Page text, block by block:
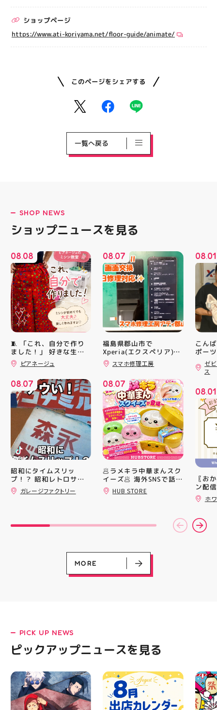
LATEST!
ショップページ
https://www.ati-koriyama.net/floor-guide/animate/
このページをシェアする
一覧へ戻る
SHOP NEWS
ショップニュースを見る
08.08
🧵 「これ、自分で作り
ました！」 好きな生地
を選んで、ミシンで少し
ずつ形にしていく時間
別です ピアネージュの
ミシン教室では、 「ミ
シンを使ってみたいけ
ど、ちょっと不安…」
「作りたいものがあるけ
ど、作り方が分からな
い」 そんな初心者さん
も大歓迎です お洋服・
バッグ・小物など、 あ
なたの「作ってみた
い！」を一緒に形にしま
しょう🧵 今回は素敵な
パンツが完成 お孫ちゃ
んの甚平も、とっても可
りたいものについてもご
を横にスワイプして、完
成までの様子も見てね #
ピアネージュ
08.07
昭和にタイムスリッ
プ！？ 昭和レトロサイ
ンボード大量入荷しまし
た！ 今回はお菓子系を
“ガレージファクトリ
貨屋 #昭和レトロ
ガレージファクトリー
08.07
福島県郡山市で
Xperia(エクスペリア)の
画面交換も即日修理対応
😊💪
スマホ修理工房
08.07
🥟ラメキラ中華まんスク
イーズ🥟 海外SNSで話題
沸騰中 ラメキラ中華ま
んスクイーズが新登場！
にゅっとクセになる や
みつき触感がたまらな
子が出るかは 開けてか
らのお楽しみ #ラメキラ
中華まん #スクイーズ #
中華まんグッズ #海外ト
HUB STORE
08.01
こん
ポー
ティ
日の
クス
6」の
徴と
反発
搭載
追加
上さ
トレ
ショ
ンと
備え
ウー
をカ
方や
かけ
ゼ
ス
08.01
〖お
ン配
ッパ
￥
ーポ
ース
ホ
MORE
PICK UP NEWS
ピックアップニュースを見る